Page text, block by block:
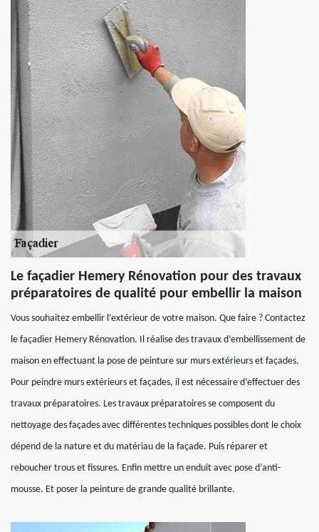
Le façadier Hemery Rénovation pour des travaux
préparatoires de qualité pour embellir la maison
Vous souhaitez embellir l’extérieur de votre maison. Que faire ? Contactez
le façadier Hemery Rénovation. Il réalise des travaux d’embellissement de
maison en effectuant la pose de peinture sur murs extérieurs et façades.
Pour peindre murs extérieurs et façades, il est nécessaire d’effectuer des
travaux préparatoires. Les travaux préparatoires se composent du
nettoyage des façades avec différentes techniques possibles dont le choix
dépend de la nature et du matériau de la façade. Puis réparer et
reboucher trous et fissures. Enfin mettre un enduit avec pose d’anti-
mousse. Et poser la peinture de grande qualité brillante.